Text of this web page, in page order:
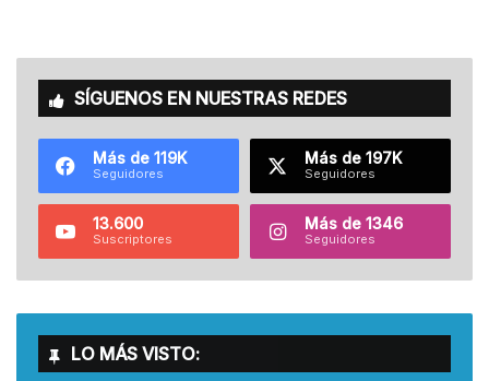
SÍGUENOS EN NUESTRAS REDES
Más de 119K
Seguidores
Más de 197K
Seguidores
13.600
Suscriptores
Más de 1346
Seguidores
LO MÁS VISTO: